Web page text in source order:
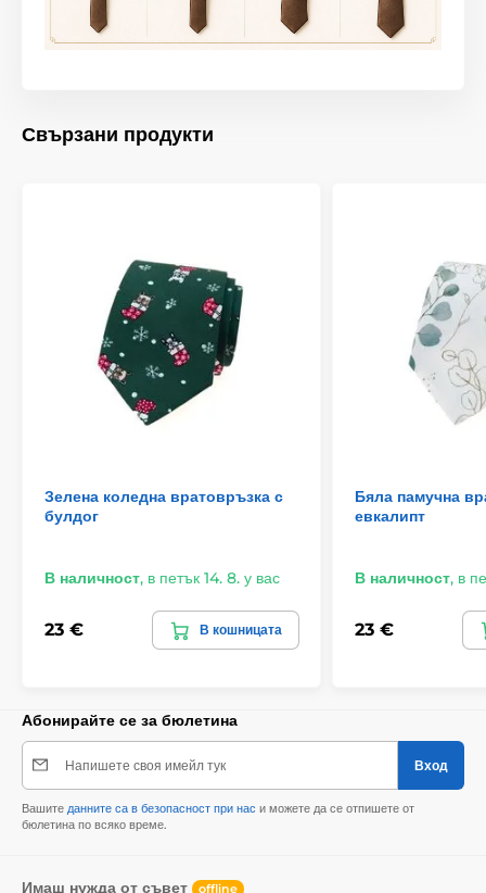
Свързани продукти
Зелена коледна вратовръзка с
булдог
В наличност, в петък 14. 8. у вас
23 € В кошницата
Бяла памучна
евкалипт
В наличност, в
23 €
Абонирайте се за бюлетина
Напишете своя имейл тук Вход
Вашите данните са в безопасност при нас и можете да се отпишете от
бюлетина по всяко време.
Имаш нужда от съвет offline